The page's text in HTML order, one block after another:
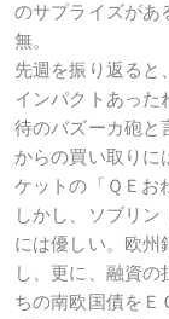
のサプライズがあ
無。
先週を振り返ると
インパクトあった
待のバズーカ砲と
からの買い取りに
ケットの「ＱＥお
しかし、ソブリ
には優しい。欧州
し、更に、融資
ちの南欧国債をＥ